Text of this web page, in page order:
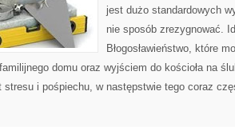
jest dużo standardowych
nie sposób zrezygnować.
Błogosławieństwo, które
domu oraz wyjściem do kościoła na
stresu i pośpiechu, w następstwie tego coraz